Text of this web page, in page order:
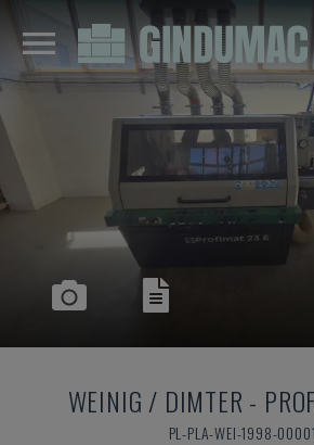
WEINIG / DIMTER -
PL-PLA-WEI-1998-00001